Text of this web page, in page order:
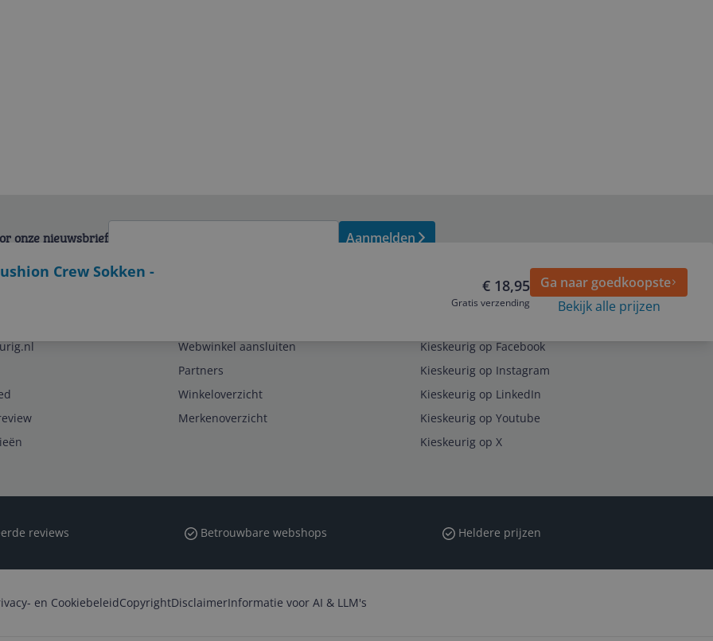
Crew Sokken -
€ 18,95
Gratis verzending
Ga naar goedkoopste
Bekijk alle prijzen
onze nieuwsbrief Aanmelden
Webwinkel aansluiten
Partners
Winkeloverzicht
Merkenoverzicht
Kieskeurig op Facebook
Kieskeurig op Instagram
Kieskeurig op LinkedIn
Kieskeurig op Youtube
Kieskeurig op X
reviews Betrouwbare webshops Heldere prijzen
en CookiebeleidCopyrightDisclaimerInformatie voor AI & LLM's